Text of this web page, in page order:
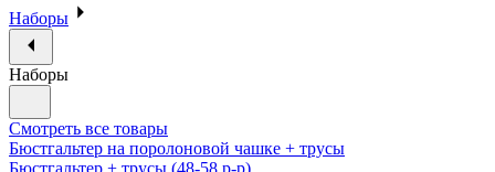
Наборы
Наборы
Смотреть все товары
Бюстгальтер на поролоновой чашке + трусы
Бюстгальтер + трусы (48-58 р-р)